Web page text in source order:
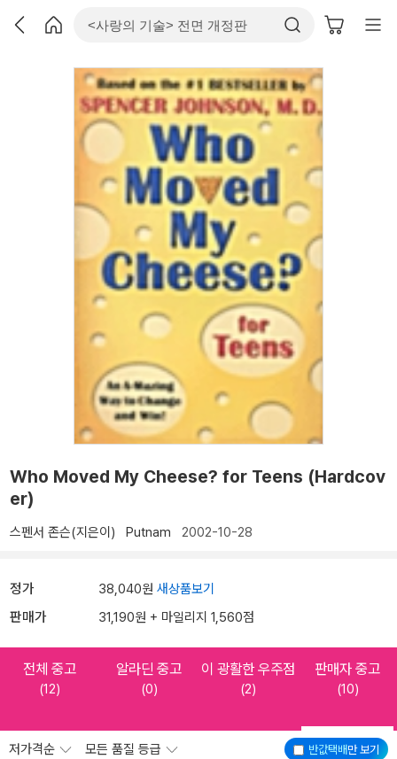
Who Moved My Cheese? for Teens (Hardcov
er)
스펜서 존슨(지은이) Putnam 2002-10-28
정가 38,040원 새상품보기
판매가 31,190원 + 마일리지 1,560점
전체 중고
(12)
알라딘 중고
(0)
이 광활한 우주점
(2)
판매자 중고
(10)
반값택배만 보기
저가격순 모든 품질 등급